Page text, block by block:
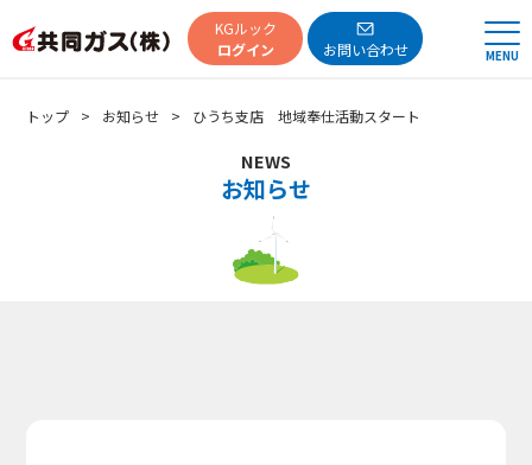
共同ガスKGルック
ログイン
お問い合わせ MENU
トップ お知らせ ひうち支店 地域奉仕活動スタート
NEWS
お知らせ